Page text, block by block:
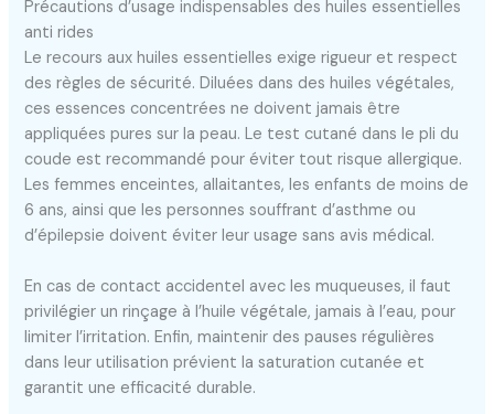
Précautions d’usage indispensables des huiles essentielles
anti rides
Le recours aux huiles essentielles exige rigueur et respect
des règles de sécurité. Diluées dans des huiles végétales,
ces essences concentrées ne doivent jamais être
appliquées pures sur la peau. Le test cutané dans le pli du
coude est recommandé pour éviter tout risque allergique.
Les femmes enceintes, allaitantes, les enfants de moins de
6 ans, ainsi que les personnes souffrant d’asthme ou
d’épilepsie doivent éviter leur usage sans avis médical.
En cas de contact accidentel avec les muqueuses, il faut
privilégier un rinçage à l’huile végétale, jamais à l’eau, pour
limiter l’irritation. Enfin, maintenir des pauses régulières
dans leur utilisation prévient la saturation cutanée et
garantit une efficacité durable.